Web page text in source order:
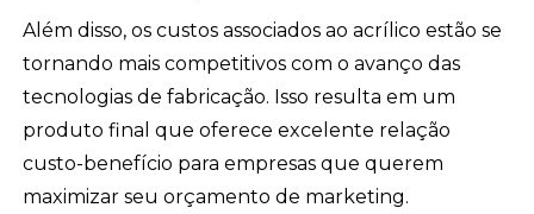
Além disso, os custos associados ao acrílico estão se
tornando mais competitivos com o avanço das
tecnologias de fabricação. Isso resulta em um
produto final que oferece excelente relação
custo-benefício para empresas que querem
maximizar seu orçamento de marketing.